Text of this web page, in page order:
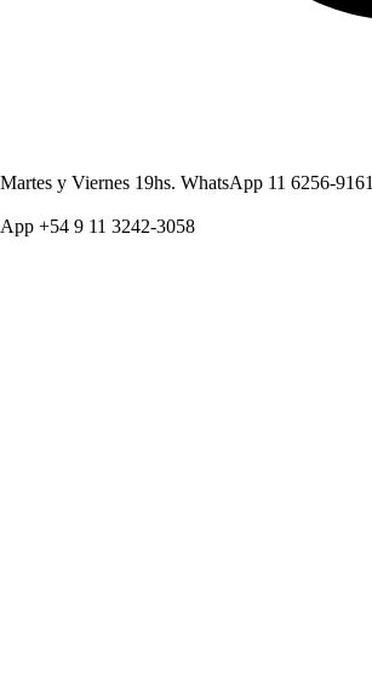
y Viernes 19hs. WhatsApp 11 6256-9161
+54 9 11 3242-3058